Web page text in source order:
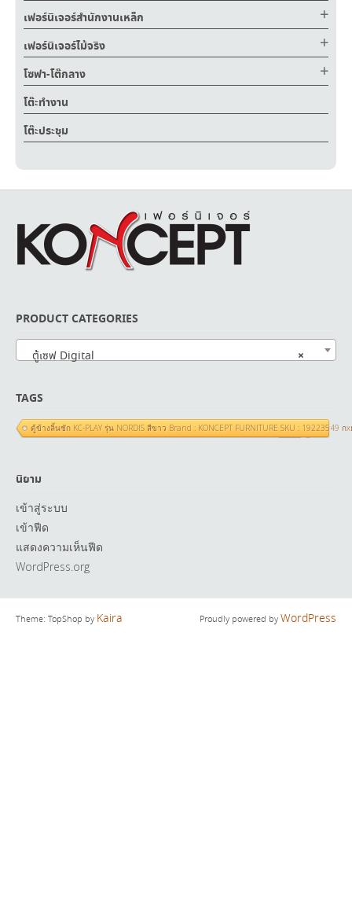
เฟอร์นิเจอร์สำนักงานเหล็ก
เฟอร์นิเจอร์ไม้จริง
โซฟา-โต๊กลาง
โต๊ะทำงาน
โต๊ะประชุม
PRODUCT CATEGORIES
×
ตู้เซฟ Digital
TAGS
ตู้ข้างลิ้นชัก KC-PLAY รุ่น NORDIS สีขาว Brand : KONCEPT FURNITURE SKU : 19223549 ก
นิยาม
เข้าสู่ระบบ
เข้าฟีด
แสดงความเห็นฟีด
WordPress.org
Theme: TopShop by Kaira Proudly powered byWordPress